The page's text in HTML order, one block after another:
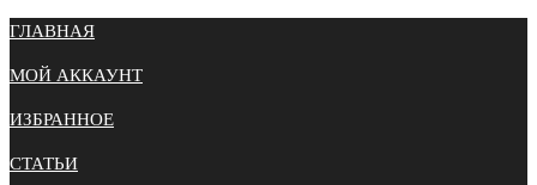
ГЛАВНАЯ
МОЙ АККАУНТ
ИЗБРАННОЕ
СТАТЬИ